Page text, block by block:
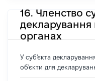
16. Членство
декларування
органах
У суб'єкта
об'єкти для